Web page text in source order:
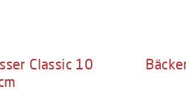
Classic 10